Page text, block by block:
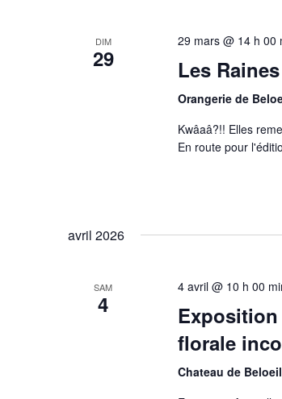
DIM
29
29 mars @ 14 h 00
Les
Orangerie de
Kwâaâ?!! Elles
En route pour
avril 2026
SAM
4
4 avril @ 10 h 00
florale
Chateau de Beloeil